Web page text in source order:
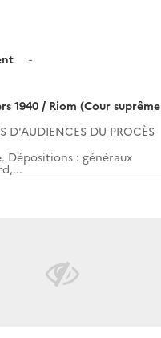
-
1940 / Riom (Cour suprême
D'AUDIENCES DU PROCÈS
Dépositions : généraux